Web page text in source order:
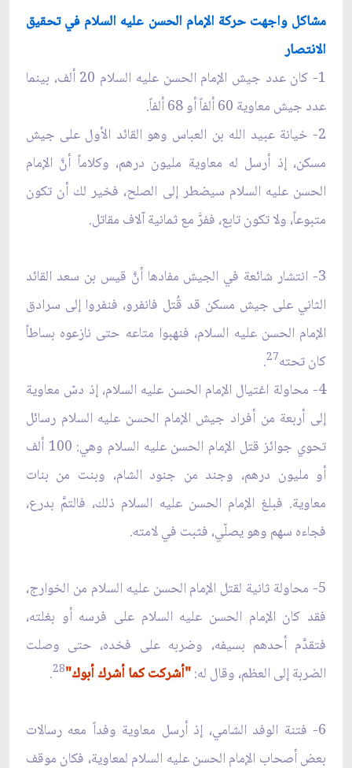
مشاكل واجهت حركة الإمام الحسن عليه السلام في تحقيق
الانتصار
1- كان عدد جيش الإمام الحسن عليه السلام 20 ألف، بينما
عدد جيش معاوية 60 ألفاً أو 68 ألفاً.
2- خيانة عبيد الله بن العباس وهو القائد الأول على جيش
مسكن، إذ أرسل له معاوية مليون درهم، وكلاماً أنَّ الإمام
الحسن عليه السلام سيضطر إلى الصلح، فخير لك أن تكون
متبوعاً، ولا تكون تابع، ففرَّ مع ثمانية آلاف مقاتل.
3- انتشار شائعة في الجيش مفادها أنَّ قيس بن سعد القائد
الثاني على جيش مسكن قد قُتل فانفرو، فنفروا إلى سرادق
الإمام الحسن عليه السلام، فنهبوا متاعه حتى نازعوه بساطاً
كان تحته27
.
4- محاولة اغتيال الإمام الحسن عليه السلام، إذ دسّ معاوية
إلى أربعة من أفراد جيش الإمام الحسن عليه السلام رسائل
تحوي جوائز قتل الإمام الحسن عليه السلام وهي: 100 ألف
أو مليون درهم، وجند من جنود الشام، وبنت من بنات
معاوية. فبلغ الإمام الحسن عليه السلام ذلك، فالتمَّ بدرع،
فجاءه سهم وهو يصلّي، فثبت في لامته.
5- محاولة ثانية لقتل الإمام الحسن عليه السلام من الخوارج،
فقد كان الإمام الحسن عليه السلام على فرسه أو بغلته،
فتقدَّم أحدهم بسيفه، وضربه على فخده، حتى وصلت
الضربة إلى العظم، وقال له:"أشركت كما أشرك أبوك"28
.
6- فتنة الوفد الشامي، إذ أرسل معاوية وفداً معه رسالات
بعض أصحاب الإمام الحسن عليه السلام لمعاوية، فكان موقف